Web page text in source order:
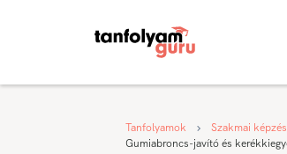
Tanfolyamok Szakmai
Gumiabroncs-javító és